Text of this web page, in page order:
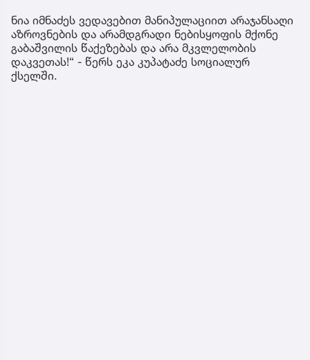
ნია იმნაძეს ვედავებით მანიპულაციით არაჯანსაღი
აზროვნების და არამდგრადი ნებისყოფის მქონე
გაბაშვილის წაქეზებას და არა მკვლელობის
დაკვეთას!“ - წერს ეკა კუპატაძე სოციალურ
ქსელში.